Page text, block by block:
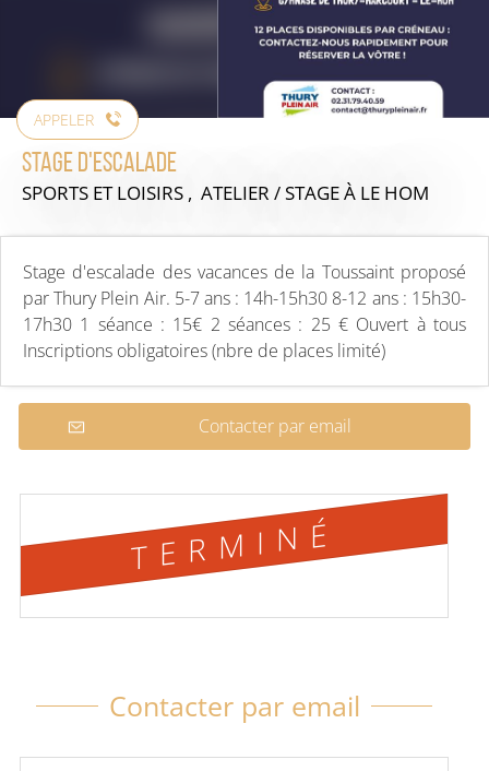
APPELER
Stage d'escalade
SPORTS ET LOISIRS , ATELIER / STAGEÀ LE HOM
Stage d'escalade des vacances de la Toussaint proposé
par Thury Plein Air. 5-7 ans : 14h-15h30 8-12 ans : 15h30-
17h30 1 séance : 15€ 2 séances : 25 € Ouvert à tous
Inscriptions obligatoires (nbre de places limité)
Contacter par email
TERMINÉ
Contacter par email